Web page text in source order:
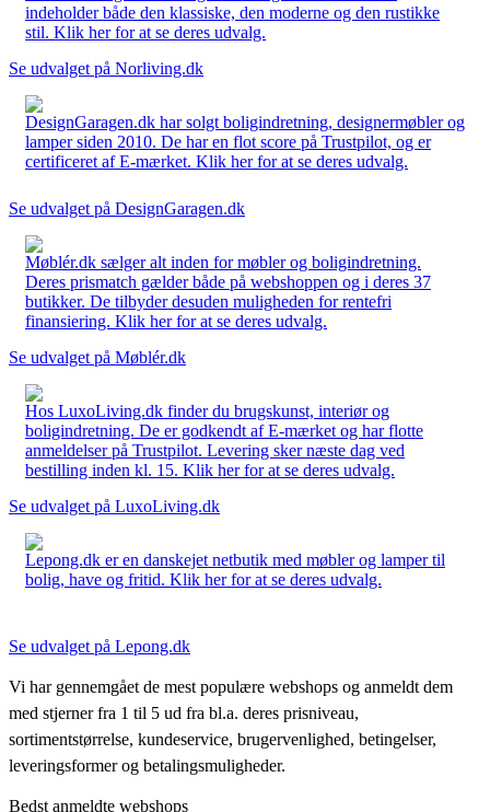
indeholder både den klassiske, den moderne og den rustikke
stil. Klik her for at se deres udvalg.
Se udvalget på Norliving.dk
DesignGaragen.dk har solgt boligindretning, designermøbler og
lamper siden 2010. De har en flot score på Trustpilot, og er
certificeret af E-mærket. Klik her for at se deres udvalg.
Se udvalget på DesignGaragen.dk
Møblér.dk sælger alt inden for møbler og boligindretning.
Deres prismatch gælder både på webshoppen og i deres 37
butikker. De tilbyder desuden muligheden for rentefri
finansiering. Klik her for at se deres udvalg.
Se udvalget på Møblér.dk
Hos LuxoLiving.dk finder du brugskunst, interiør og
boligindretning. De er godkendt af E-mærket og har flotte
anmeldelser på Trustpilot. Levering sker næste dag ved
bestilling inden kl. 15. Klik her for at se deres udvalg.
Se udvalget på LuxoLiving.dk
Lepong.dk er en danskejet netbutik med møbler og lamper til
bolig, have og fritid. Klik her for at se deres udvalg.
Se udvalget på Lepong.dk
Vi har gennemgået de mest populære webshops og anmeldt dem
med stjerner fra 1 til 5 ud fra bl.a. deres prisniveau,
sortimentstørrelse, kundeservice, brugervenlighed, betingelser,
leveringsformer og betalingsmuligheder.
Bedst anmeldte webshops